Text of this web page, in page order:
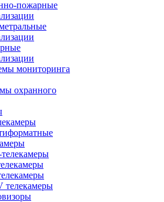
пожарные
мониторинга
охранного
телекамеры